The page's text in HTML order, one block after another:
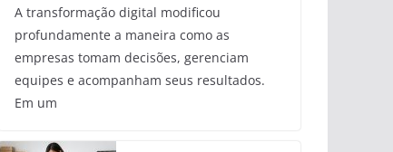
A transformação digital modificou
profundamente a maneira como as
empresas tomam decisões, gerenciam
equipes e acompanham seus resultados.
Em um